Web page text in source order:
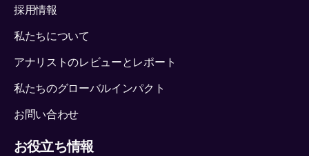
採用情報
私たちについて
アナリストのレビューとレポート
私たちのグローバルインパクト
お問い合わせ
お役立ち情報